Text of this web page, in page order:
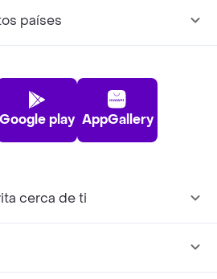
países
Google play AppGallery
cerca de ti